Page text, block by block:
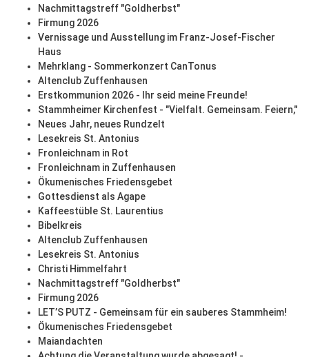
Nachmittagstreff "Goldherbst"
Firmung 2026
Vernissage und Ausstellung im Franz-Josef-Fischer
Haus
Mehrklang - Sommerkonzert CanTonus
Altenclub Zuffenhausen
Erstkommunion 2026 - Ihr seid meine Freunde!
Stammheimer Kirchenfest - "Vielfalt. Gemeinsam. Feiern,"
Neues Jahr, neues Rundzelt
Lesekreis St. Antonius
Fronleichnam in Rot
Fronleichnam in Zuffenhausen
Ökumenisches Friedensgebet
Gottesdienst als Agape
Kaffeestüble St. Laurentius
Bibelkreis
Altenclub Zuffenhausen
Lesekreis St. Antonius
Christi Himmelfahrt
Nachmittagstreff "Goldherbst"
Firmung 2026
LET’S PUTZ - Gemeinsam für ein sauberes Stammheim!
Ökumenisches Friedensgebet
Maiandachten